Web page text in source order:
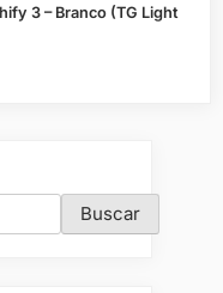
3 – Branco (TG Light
Buscar